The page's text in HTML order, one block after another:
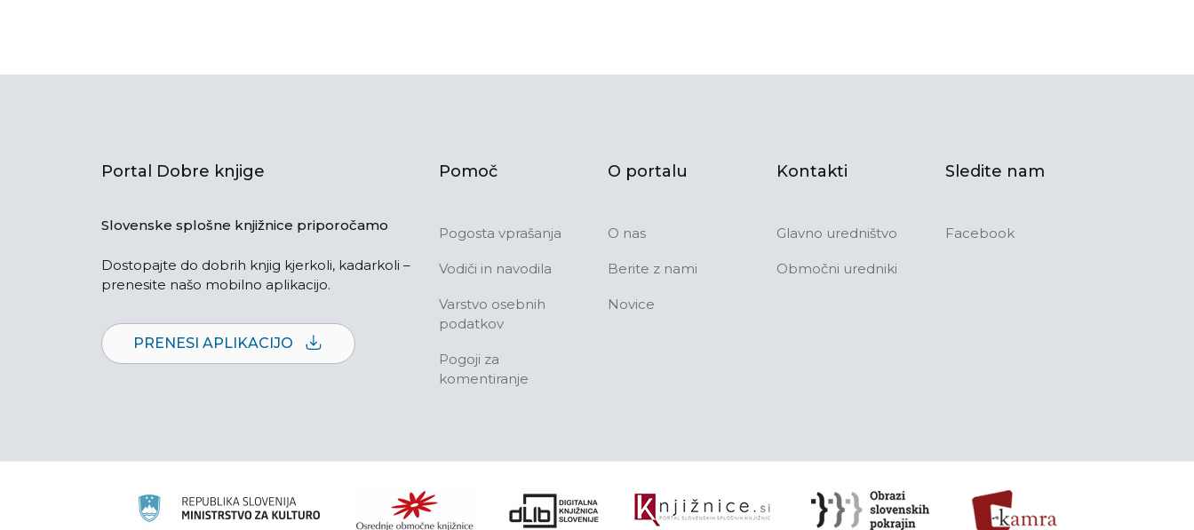
Portal Dobre knjige
Slovenske splošne knjižnice priporočamo
Dostopajte do dobrih knjig kjerkoli, kadarkoli –
prenesite našo mobilno aplikacijo.
PRENESI APLIKACIJO
Pomoč
Pogosta vprašanja
Vodiči in navodila
Varstvo osebnih
podatkov
Pogoji za
komentiranje
O portalu
O nas
Berite z nami
Novice
Kontakti
Glavno uredništvo
Območni uredniki
Sledite nam
Facebook